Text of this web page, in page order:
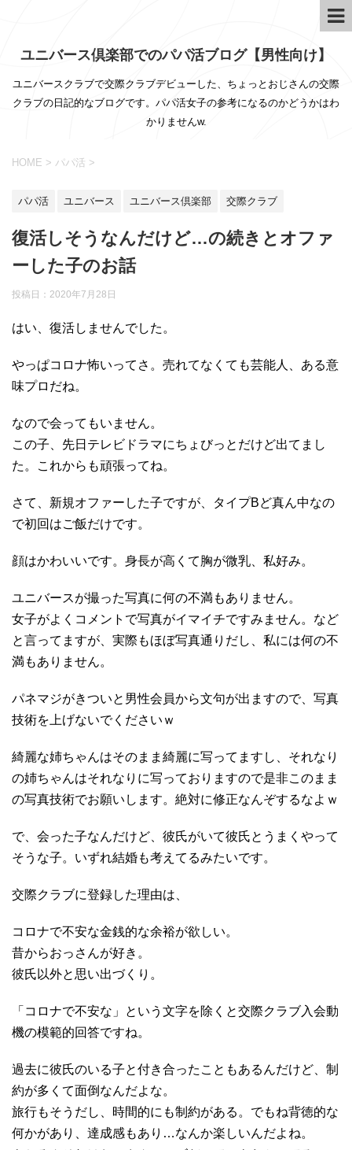
ユニバース倶楽部でのパパ活ブログ【男性向け】
ユニバースクラブで交際クラブデビューした、ちょっとおじさんの交際
クラブの日記的なブログです。パパ活女子の参考になるのかどうかはわ
かりませんw.
HOME > パパ活 >
パパ活 ユニバース ユニバース倶楽部 交際クラブ
復活しそうなんだけど…の続きとオファ
ーした子のお話
投稿日： 2020年7月28日
はい、復活しませんでした。
やっぱコロナ怖いってさ。売れてなくても芸能人、ある意
味プロだね。
なので会ってもいません。
この子、先日テレビドラマにちょびっとだけど出てまし
た。これからも頑張ってね。
さて、新規オファーした子ですが、タイプBど真ん中なの
で初回はご飯だけです。
顔はかわいいです。身長が高くて胸が微乳、私好み。
ユニバースが撮った写真に何の不満もありません。
女子がよくコメントで写真がイマイチですみません。など
と言ってますが、実際もほぼ写真通りだし、私には何の不
満もありません。
パネマジがきついと男性会員から文句が出ますので、写真
技術を上げないでくださいｗ
綺麗な姉ちゃんはそのまま綺麗に写ってますし、それなり
の姉ちゃんはそれなりに写っておりますので是非このまま
の写真技術でお願いします。絶対に修正なんぞするなよｗ
で、会った子なんだけど、彼氏がいて彼氏とうまくやって
そうな子。いずれ結婚も考えてるみたいです。
交際クラブに登録した理由は、
コロナで不安な金銭的な余裕が欲しい。
昔からおっさんが好き。
彼氏以外と思い出づくり。
「コロナで不安な」という文字を除くと交際クラブ入会動
機の模範的回答ですね。
過去に彼氏のいる子と付き合ったこともあるんだけど、制
約が多くて面倒なんだよな。
旅行もそうだし、時間的にも制約がある。でもね背徳的な
何かがあり、達成感もあり…なんか楽しいんだよね。